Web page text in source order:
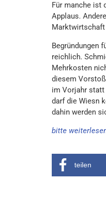
Für manche ist
Applaus.
Begründungen
reichlich.
Mehrkosten
diesem
im Vorjahr statt
darf die Wiesn
dahin werden
bitte
teilen